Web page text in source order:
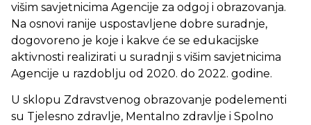
višim savjetnicima Agencije za odgoj i obrazovanja.
Na osnovi ranije uspostavljene dobre suradnje,
dogovoreno je koje i kakve će se edukacijske
aktivnosti realizirati u suradnji s višim savjetnicima
Agencije u razdoblju od 2020. do 2022. godine.
U sklopu Zdravstvenog obrazovanje podelementi
su Tjelesno zdravlje, Mentalno zdravlje i Spolno